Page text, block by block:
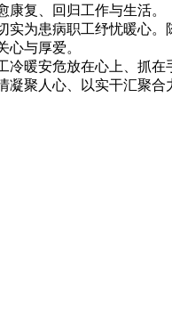
复、回归工作与生活。
为患病职工纾忧暖心。
与厚爱。
暖安危放在心上、抓在
聚人心、以实干汇聚合